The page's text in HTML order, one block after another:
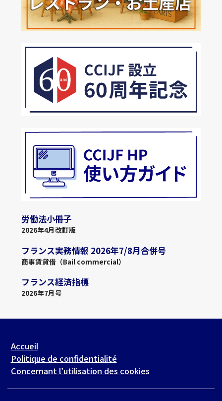
労働法小冊子
2026年4月改訂版
フランス実務情報 2026年7/8月合併号
商事賃貸借（Bail commercial）
フランス経済指標
2026年7月号
Accueil
Politique de confidentialité
Concernant l’utilisation des cookies